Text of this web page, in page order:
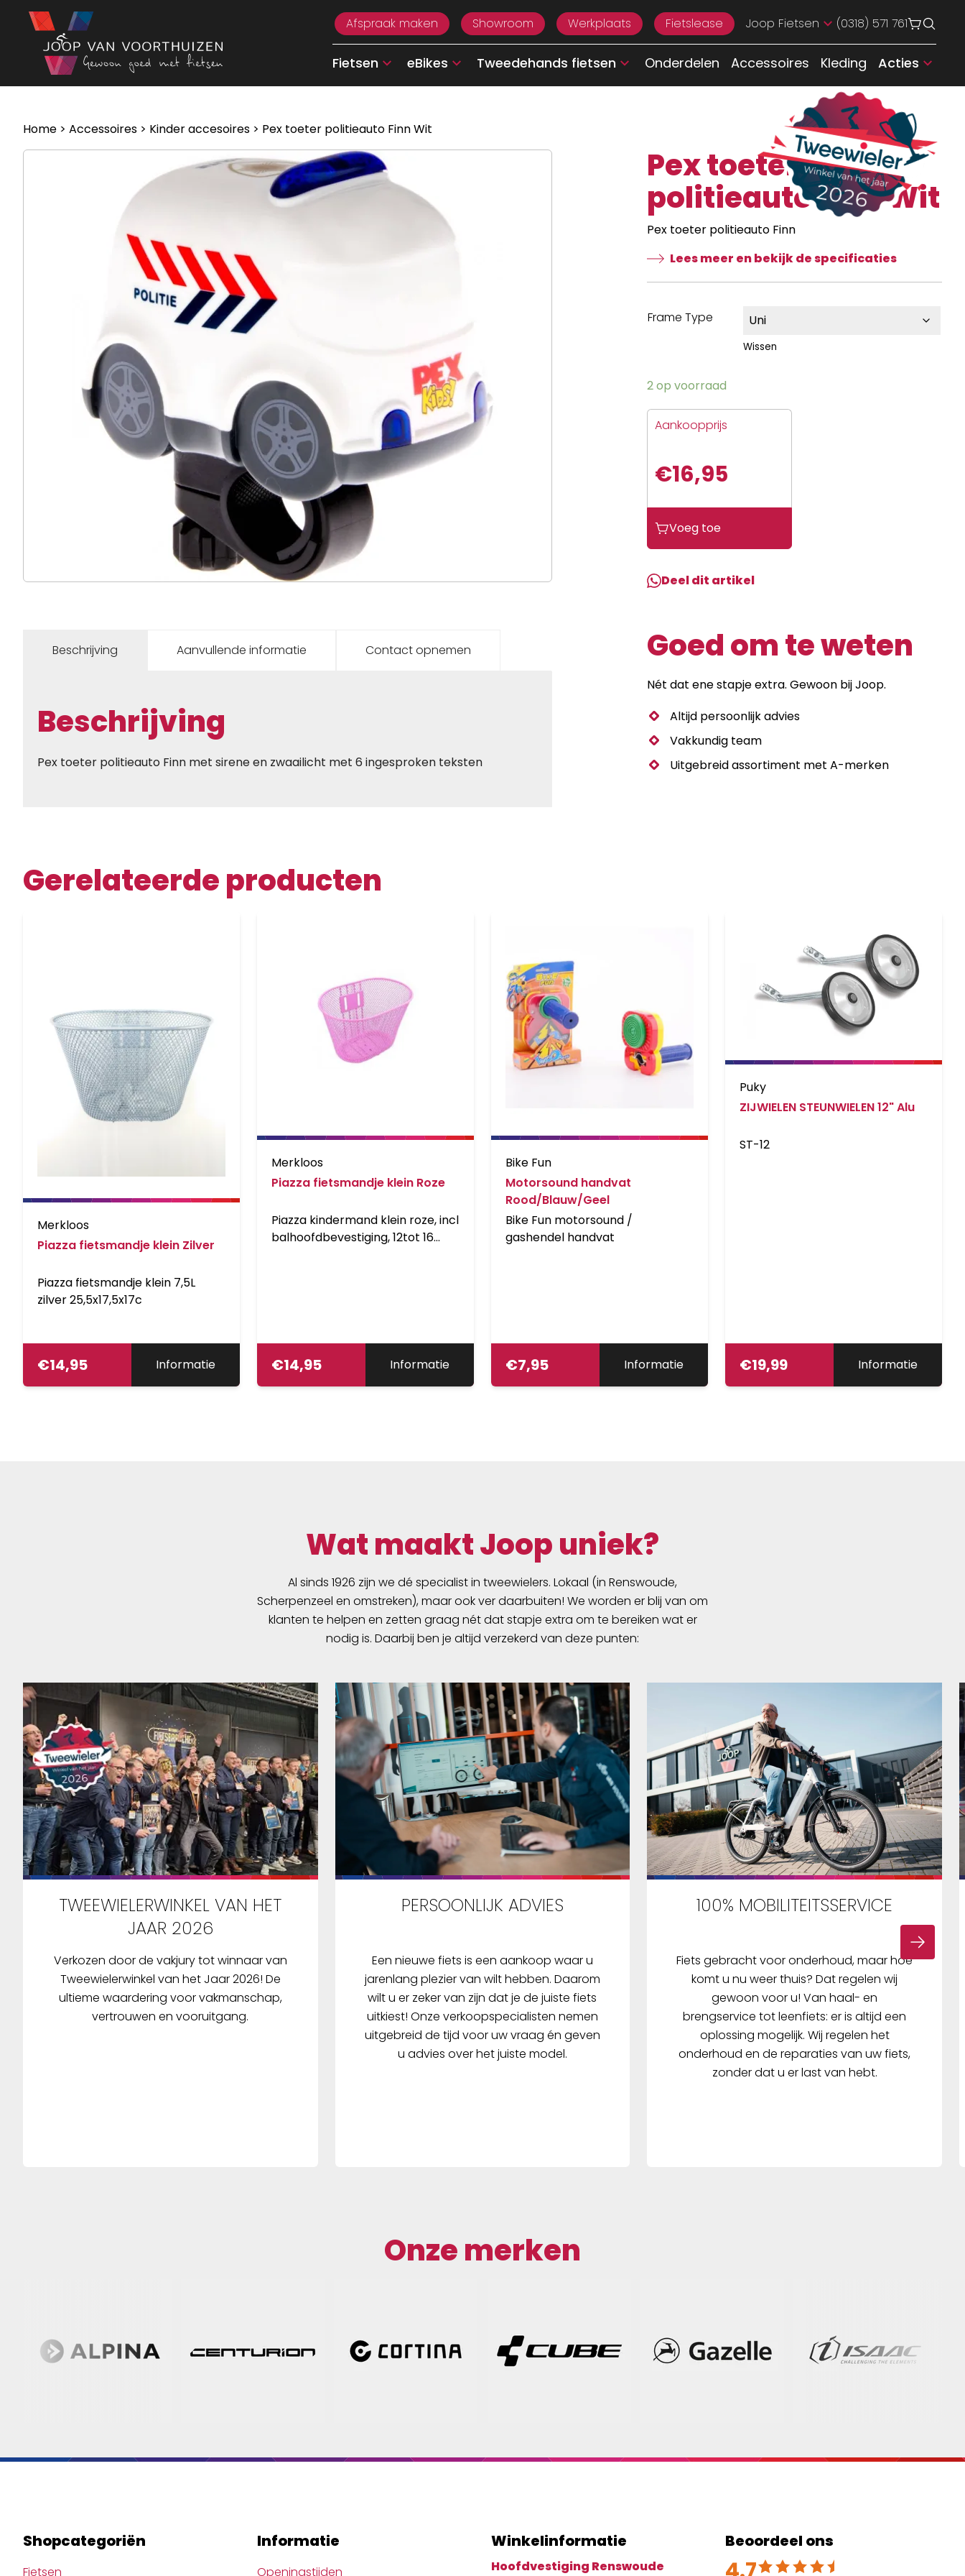
Ga naar de inhoud
Afspraak maken
Showroom Werkplaats Fietslease Joop Fietsen (0318) 571 761
Fietsen eBikes Tweedehands fietsen Onderdelen Accessoires Kleding Acties
Home > Accessoires > Kinder accesoires > Pex toeter politieauto Finn Wit
Pex toeter
politieauto Finn Wit
Pex toeter politieauto Finn
Lees meer en bekijk de specificaties
Frame Type
Wissen
2 op voorraad
Aankoopprijs
€16,95
Voeg toe
Deel dit artikel
Beschrijving Aanvullende informatie Contact opnemen
Beschrijving
Pex toeter politieauto Finn met sirene en zwaailicht met 6 ingesproken teksten
Goed om te weten
Nét dat ene stapje extra. Gewoon bij Joop.
Altijd persoonlijk advies
Vakkundig team
Uitgebreid assortiment met A-merken
Gerelateerde producten
Merkloos
Piazza fietsmandje klein Zilver
Piazza fietsmandje klein 7,5L
zilver 25,5x17,5x17c
€14,95 Informatie
Merkloos
Piazza fietsmandje klein Roze
Piazza kindermand klein roze, incl
balhoofdbevestiging, 12tot 16
€14,95 Informatie
Bike Fun
Motorsound handvat
Rood/Blauw/Geel
Bike Fun motorsound /
gashendel handvat
€7,95 Informatie
Puky
ZIJWIELEN STEUNWIELEN 12" Alu
ST-12
€19,99 Informatie
Wat maakt Joop uniek?
Al sinds 1926 zijn we dé specialist in tweewielers. Lokaal (in Renswoude,
Scherpenzeel en omstreken), maar ook ver daarbuiten! We worden er blij van om
klanten te helpen en zetten graag nét dat stapje extra om te bereiken wat er
nodig is. Daarbij ben je altijd verzekerd van deze punten:
TWEEWIELERWINKEL VAN HET
JAAR 2026
Verkozen door de vakjury tot winnaar van
Tweewielerwinkel van het Jaar 2026! De
ultieme waardering voor vakmanschap,
vertrouwen en vooruitgang.
PERSOONLIJK ADVIES
Een nieuwe fiets is een aankoop waar u
jarenlang plezier van wilt hebben. Daarom
wilt u er zeker van zijn dat je de juiste fiets
uitkiest! Onze verkoopspecialisten nemen
uitgebreid de tijd voor uw vraag én geven
u advies over het juiste model.
100% MOBILITEITSSERVICE
Fiets gebracht voor onderhoud, maar hoe
komt u nu weer thuis? Dat regelen wij
gewoon voor u! Van haal- en
brengservice tot leenfiets: er is altijd een
oplossing mogelijk. Wij regelen het
onderhoud en de reparaties van uw fiets,
zonder dat u er last van hebt.
Onze merken
Shopcategoriën
Fietsen
Informatie
Openingstijden
Winkelinformatie
Hoofdvestiging Renswoude
Beoordeel ons
Beoordeeld met 4.7 uit 5